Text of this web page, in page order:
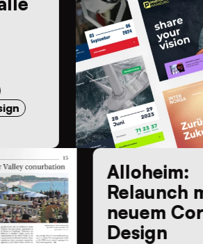
Website
UX/UI Design
Alloheim:
Relaunch mit
neuem Corporate
Design